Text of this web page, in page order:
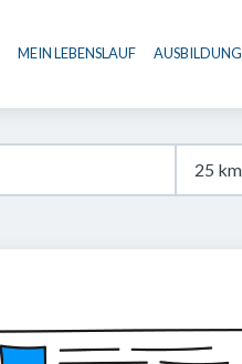
Haupt-Navigation
MEIN LEBENSLAUF AUSBILDUNG